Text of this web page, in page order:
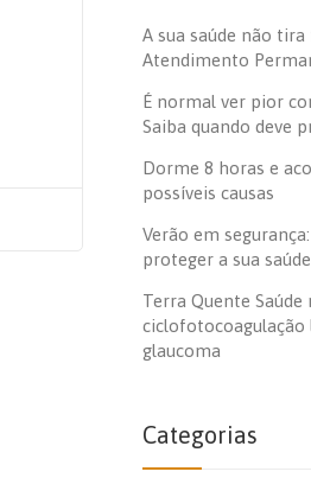
A sua saúde não
Atendimento
É normal ver pior
Saiba quando deve
Dorme 8 horas e
possíveis causas
Verão em
proteger a sua saúde
Terra Quente
glaucoma
Categorias